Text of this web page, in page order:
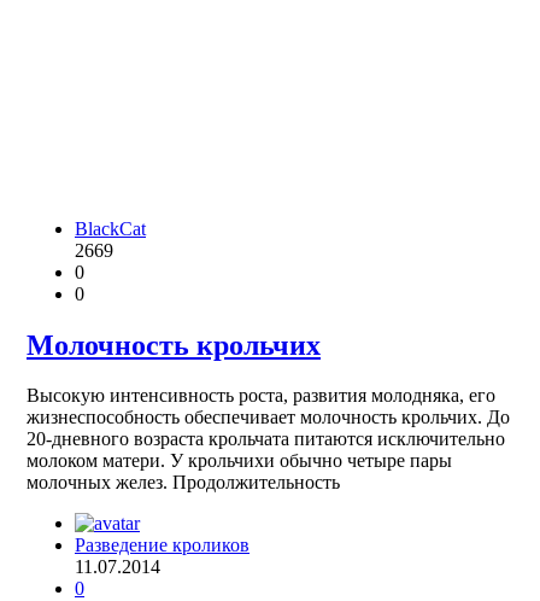
BlackCat
2669
0
0
Молочность крольчих
Высокую интенсивность роста, развития молодняка, его
жизнеспособность обеспечивает молочность крольчих. До
20-дневного возраста крольчата питаются исключительно
молоком матери. У крольчихи обычно четыре пары
молочных желез. Продолжительность
Разведение кроликов
11.07.2014
0